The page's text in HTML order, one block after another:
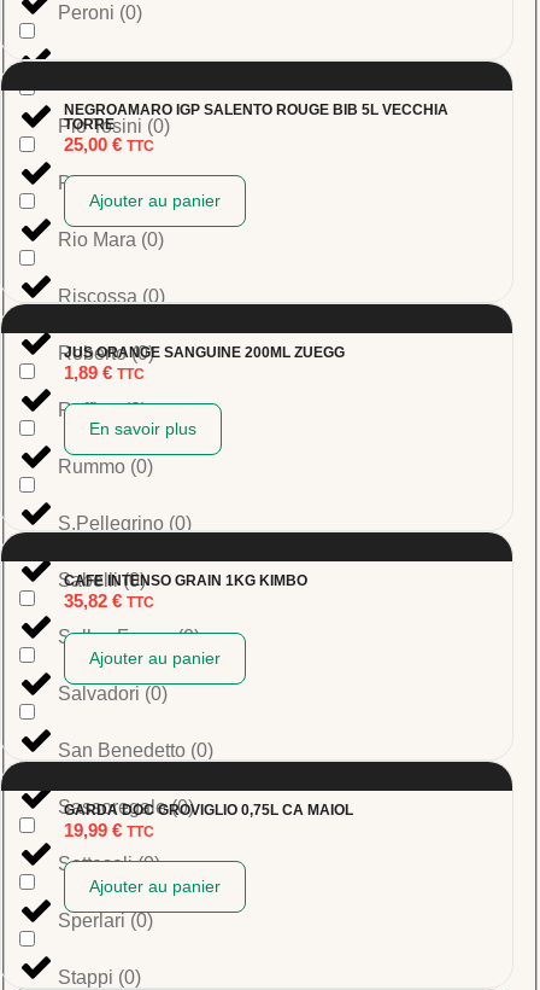
Peroni (0)
Pio Tosini (0)
Pralver(0)
Rio Mara (0)
Riscossa (0)
Roberto(0)
Ruffino(0)
Rummo (0)
S.Pellegrino (0)
Sabelli(0)
Salles Freres(0)
Salvadori (0)
San Benedetto (0)
Sassoregale(0)
Settesoli(0)
Sperlari (0)
Stappi (0)
NEGROAMARO IGP SALENTO ROUGE BIB 5L VECCHIA
TORRE
25,00 € TTC
Ajouter au panier
JUS ORANGE SANGUINE 200ML ZUEGG
1,89 € TTC
En savoir plus
CAFE INTENSO GRAIN 1KG KIMBO
35,82 € TTC
Ajouter au panier
GARDA DOC GROVIGLIO 0,75L CA MAIOL
19,99 € TTC
Ajouter au panier